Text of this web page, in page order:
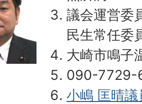
議会運営委
民生常任委
大崎市鳴子
090-7729-
小嶋 匡晴